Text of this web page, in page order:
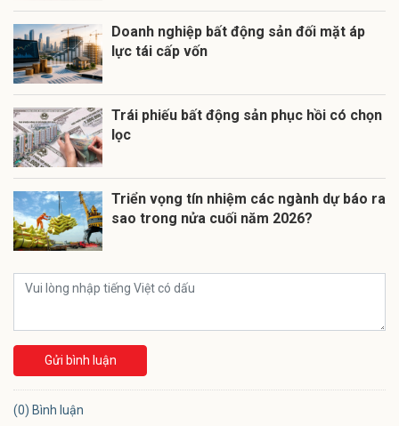
Doanh nghiệp bất động sản đối mặt áp
lực tái cấp vốn
Trái phiếu bất động sản phục hồi có chọn
lọc
Triển vọng tín nhiệm các ngành dự báo ra
sao trong nửa cuối năm 2026?
Gửi bình luận
(0) Bình luận